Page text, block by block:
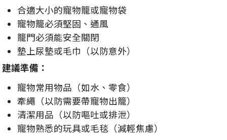
合適大小的寵物籠或寵物袋
寵物籠必須堅固、通風
籠門必須能安全關閉
墊上尿墊或毛巾（以防意外）
建議準備：
寵物常用物品（如水、零食）
牽繩（以防需要帶寵物出籠）
清潔用品（以防嘔吐或排泄）
寵物熟悉的玩具或毛毯（減輕焦慮）